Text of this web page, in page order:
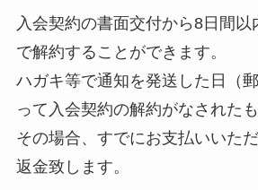
入会契約の書面交付から8日間
で解約することができます。
ハガキ等で通知を発送した日（
って入会契約の解約がなされたも
その場合、すでにお支払いいた
返金致します。